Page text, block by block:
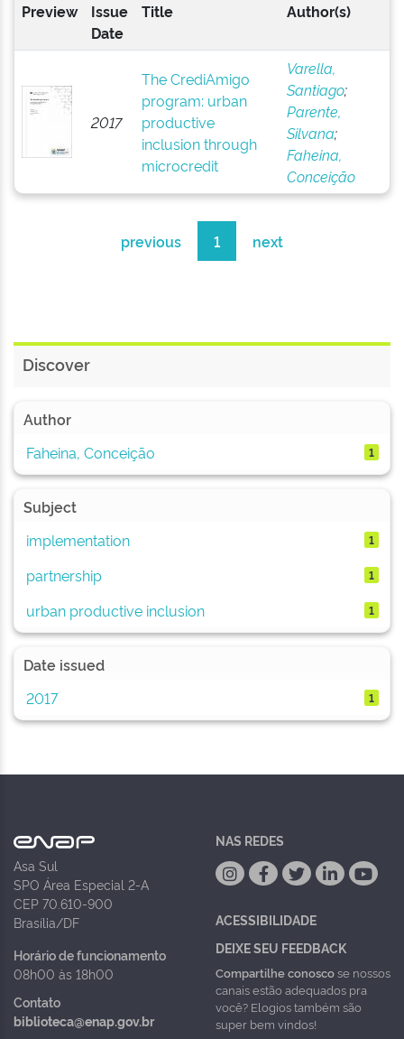
Preview
Issue
Date
Title Author(s)
2017
The CrediAmigo
program: urban
productive
inclusion through
microcredit
Varella,
Santiago;
Parente,
Silvana;
Faheina,
Conceição
previous 1 next
Discover
Author
Faheina, Conceição
1
Subject
implementation
1
partnership 1
urban productive inclusion 1
Date issued
2017
1
Asa Sul
SPO Área Especial 2-A
CEP 70.610-900
Brasília/DF
Horário de funcionamento
08h00 às 18h00
Contato
biblioteca@enap.gov.br
NAS REDES
ACESSIBILIDADE
DEIXE SEU FEEDBACK
Compartilhe conoscose nossos
canais estão adequados pra
você? Elogios também são
super bem vindos!